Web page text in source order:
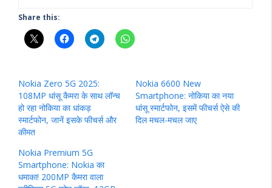
Share this:
Nokia Zero 5G 2025:
108MP धांसू कैमरा के साथ लॉन्च
हो रहा नोकिया का धांकड़
स्मार्टफोन, जानें इसके फीचर्स और
कीमत
Nokia 6600 New
Smartphone: नोकिया का नया
धांसू स्मार्टफोन, इसमें फीचर्स ऐसे की
दिल मचल-मचल जाए
Nokia Premium 5G
Smartphone: Nokia का
धमाका! 200MP कैमरा वाला